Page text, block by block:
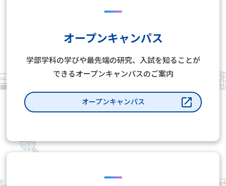
オープンキャンパス
学部学科の学びや最先端の研究、入試を知ることが
できるオープンキャンパスのご案内
オープンキャンパス